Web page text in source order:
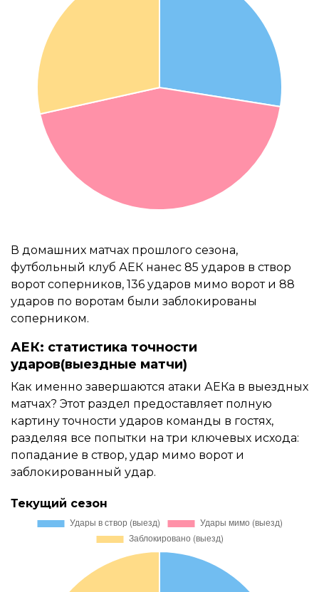
В домашних матчах прошлого сезона,
футбольный клуб АЕК нанес 85 ударов в створ
ворот соперников, 136 ударов мимо ворот и 88
ударов по воротам были заблокированы
соперником.
АЕК: статистика точности
ударов(выездные матчи)
Как именно завершаются атаки АЕКа в выездных
матчах? Этот раздел предоставляет полную
картину точности ударов команды в гостях,
разделяя все попытки на три ключевых исхода:
попадание в створ, удар мимо ворот и
заблокированный удар.
Текущий сезон